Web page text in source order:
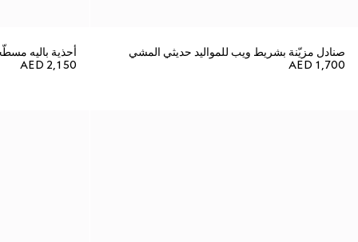
صنادل مزيّنة بشريط ويب للمواليد حديثي المشي
AED 1,700
أحذية باليه
AED 2,150